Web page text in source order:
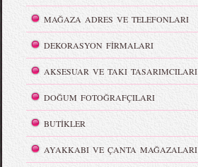
MAĞAZA ADRES VE TELEFONLARI
DEKORASYON FİRMALARI
AKSESUAR VE TAKI TASARIMCILARI
DOĞUM FOTOĞRAFÇILARI
BUTİKLER
AYAKKABI VE ÇANTA MAĞAZALARI